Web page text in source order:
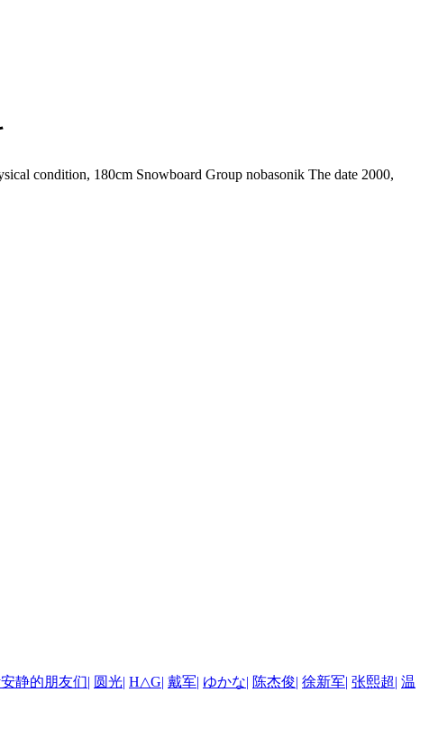
condition, 180cm Snowboard Group nobasonik The date 2000,
静的朋友们| 圆光| H△G| 戴军| ゆかな| 陈杰俊| 徐新军| 张熙超| 温